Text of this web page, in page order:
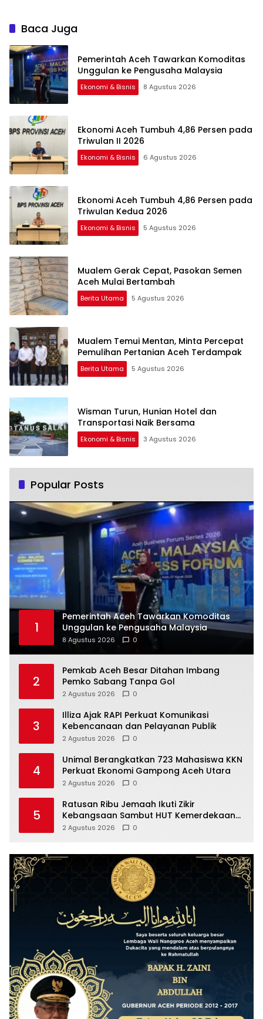
Baca Juga
Pemerintah Aceh Tawarkan Komoditas
Unggulan ke Pengusaha Malaysia
Ekonomi & Bisnis 8 Agustus 2026
Ekonomi Aceh Tumbuh 4,86 Persen pada
Triwulan II 2026
Ekonomi & Bisnis 6 Agustus 2026
Ekonomi Aceh Tumbuh 4,86 Persen pada
Triwulan Kedua 2026
Ekonomi & Bisnis 5 Agustus 2026
Mualem Gerak Cepat, Pasokan Semen
Aceh Mulai Bertambah
Berita Utama 5 Agustus 2026
Mualem Temui Mentan, Minta Percepat
Pemulihan Pertanian Aceh Terdampak
Berita Utama 5 Agustus 2026
Wisman Turun, Hunian Hotel dan
Transportasi Naik Bersama
Ekonomi & Bisnis 3 Agustus 2026
Popular Posts
1
Pemerintah Aceh Tawarkan Komoditas
Unggulan ke Pengusaha Malaysia
8 Agustus 2026 0
2
Pemkab Aceh Besar Ditahan Imbang
Pemko Sabang Tanpa Gol
2 Agustus 2026 0
3
Illiza Ajak RAPI Perkuat Komunikasi
Kebencanaan dan Pelayanan Publik
2 Agustus 2026 0
4
Unimal Berangkatkan 723 Mahasiswa KKN
Perkuat Ekonomi Gampong Aceh Utara
2 Agustus 2026 0
5
Ratusan Ribu Jemaah Ikuti Zikir
Kebangsaan Sambut HUT Kemerdekaan
RI
2 Agustus 2026 0